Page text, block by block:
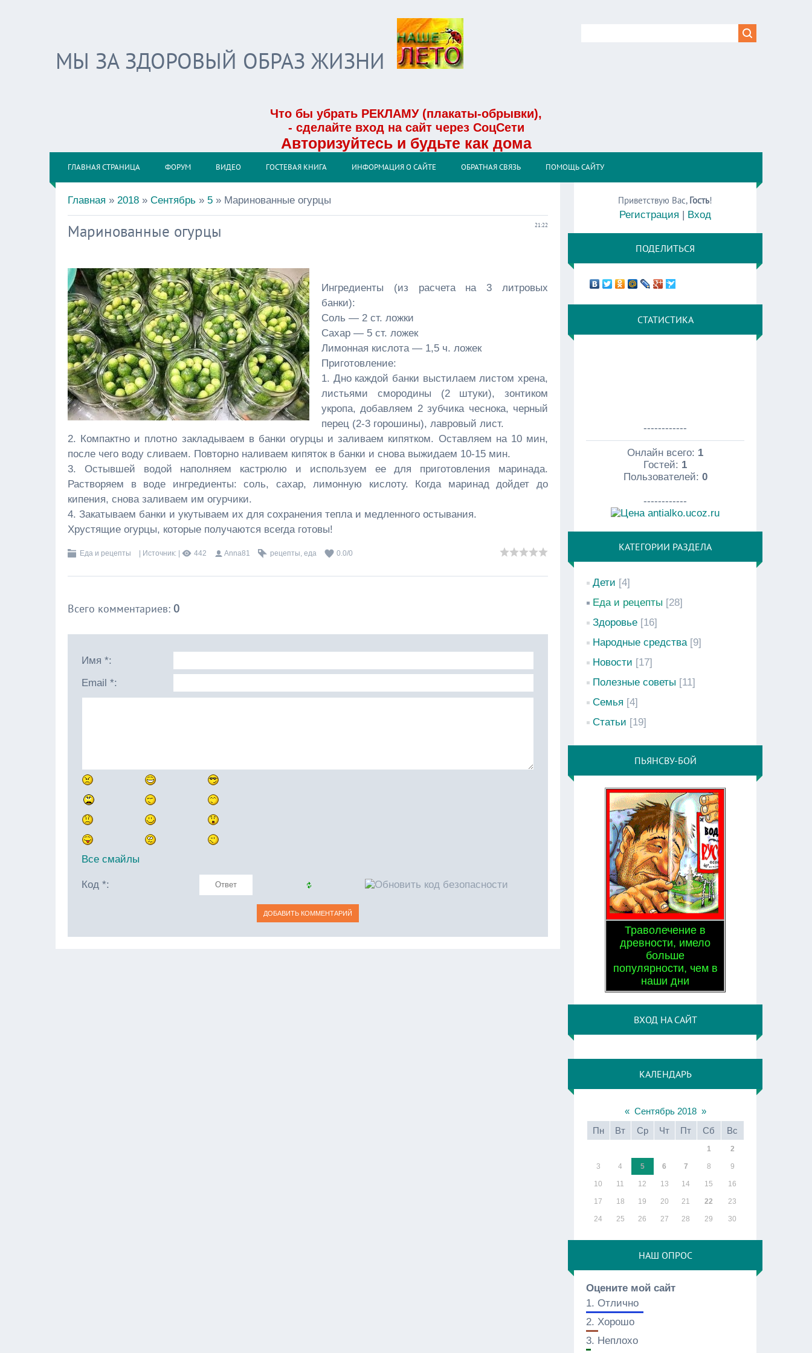
МЫ ЗА ЗДОРОВЫЙ ОБРАЗ ЖИЗНИ
Что бы убрать РЕКЛАМУ (плакаты-обрывки),
- сделайте вход на сайт через СоцСети
Авторизуйтесь и будьте как дома
ГЛАВНАЯ СТРАНИЦА ФОРУМ ВИДЕО ГОСТЕВАЯ КНИГА ИНФОРМАЦИЯ О САЙТЕ ОБРАТНАЯ СВЯЗЬ ПОМОЩЬ САЙТУ
Главная » 2018 » Сентябрь » 5 » Маринованные огурцы
21:22
Маринованные огурцы
Ингредиенты (из расчета на 3 литровых
банки):
Соль — 2 ст. ложки
Сахар — 5 ст. ложек
Лимонная кислота — 1,5 ч. ложек
Приготовление:
1. Дно каждой банки выстилаем листом хрена,
листьями смородины (2 штуки), зонтиком
укропа, добавляем 2 зубчика чеснока, черный
перец (2-3 горошины), лавровый лист.
2. Компактно и плотно закладываем в банки огурцы и заливаем кипятком. Оставляем на 10 мин,
после чего воду сливаем. Повторно наливаем кипяток в банки и снова выжидаем 10-15 мин.
3. Остывшей водой наполняем кастрюлю и используем ее для приготовления маринада.
Растворяем в воде ингредиенты: соль, сахар, лимонную кислоту. Когда маринад дойдет до
кипения, снова заливаем им огурчики.
4. Закатываем банки и укутываем их для сохранения тепла и медленного остывания.
Хрустящие огурцы, которые получаются всегда готовы!
Еда и рецепты Источник: 442 Anna81 рецепты, еда 0.0/0
Всего комментариев: 0
Имя *:
Email *:
Все смайлы
Код *:
Приветствую Вас, Гость!
Регистрация | Вход
ПОДЕЛИТЬСЯ
СТАТИСТИКА
------------
Онлайн всего: 1
Гостей: 1
Пользователей: 0
------------
КАТЕГОРИИ РАЗДЕЛА
Дети [4]
Еда и рецепты [28]
Здоровье [16]
Народные средства [9]
Новости [17]
Полезные советы [11]
Семья [4]
Статьи [19]
ПЬЯНСВУ-БОЙ
Траволечение в
древности, имело
больше
популярности, чем в
наши дни
ВХОД НА САЙТ
КАЛЕНДАРЬ
« Сентябрь 2018 »
Пн
Вт Ср Чт Пт Сб Вс
1 2
3 4 5 6 7 8 9
10 11 12 13 14 15 16
17 18 19 20 21 22 23
24 25 26 27 28 29 30
НАШ ОПРОС
Оцените мой сайт
1.Отлично
2.Хорошо
3. Неплохо